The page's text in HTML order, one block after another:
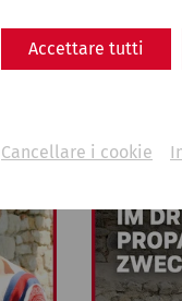
Accettare tutti
Cancellare i cookie
history